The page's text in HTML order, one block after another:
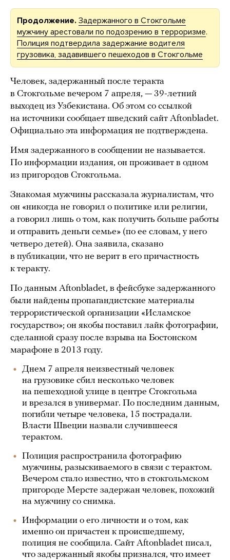
Продолжение. Задержанного в Стокгольме
мужчину арестовали по подозрению в терроризме.
Полиция подтвердила задержание водителя
грузовика, задавившего пешеходов в Стокгольме
Человек, задержанный после теракта
в Стокгольме вечером 7 апреля, — 39-летний
выходец из Узбекистана. Об этом со ссылкой
на источники сообщает шведский сайт Aftonbladet.
Официально эта информация не подтверждена.
Имя задержанного в сообщении не называется.
По информации издания, он проживает в одном
из пригородов Стокгольма.
Знакомая мужчины рассказала журналистам, что
он «никогда не говорил о политике или религии,
а говорил лишь о том, как получить больше работы
и отправить деньги семье» (по ее словам, у него
четверо детей). Она заявила, сказано
в публикации, что не верит в его причастность
к теракту.
По данным Aftonbladet, в фейсбуке задержанного
были найдены пропагандистские материалы
террористической организации «Исламское
государство»; он якобы поставил лайк фотографии,
сделанной сразу после взрыва на Бостонском
марафоне в 2013 году.
Днем 7 апреля неизвестный человек
на грузовике сбил несколько человек
на пешеходной улице в центре Стокгольма
и врезался в универмаг. По последним данным,
погибли четыре человека, 15 пострадали.
Власти Швеции назвали случившееся
терактом.
Полиция распространила фотографию
мужчины, разыскиваемого в связи с терактом.
Вечером стало известно, что в стокгольмском
пригороде Мерсте задержан человек, похожий
на мужчину со снимка.
Информации о его личности и о том, как
именно он причастен к происшедшему,
полиция не сообщила. Сайт Aftonbladet писал,
что задержанный якобы признался, что имеет